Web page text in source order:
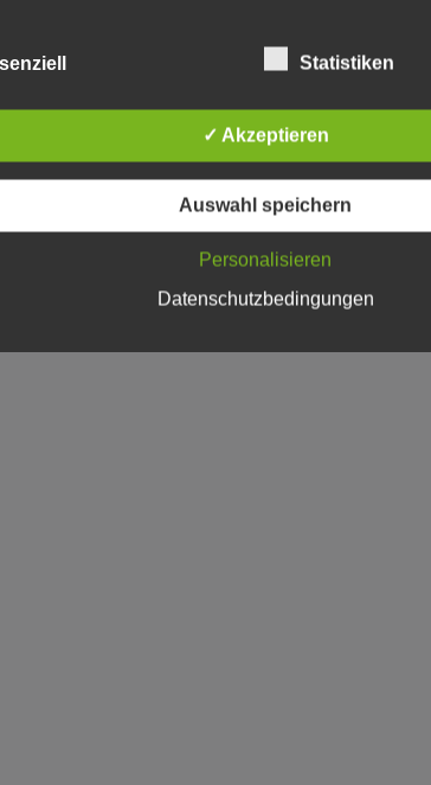
Statistiken
✓ Akzeptieren
Auswahl speichern
Personalisieren
Datenschutzbedingungen